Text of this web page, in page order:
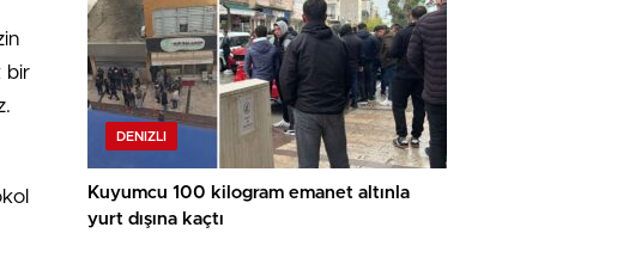
bir
DENIZLI
Kuyumcu 100 kilogram emanet altınla
yurt dışına kaçtı